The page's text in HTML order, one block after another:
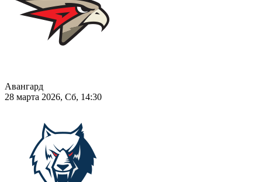
Авангард
28 марта 2026, Сб, 14:30